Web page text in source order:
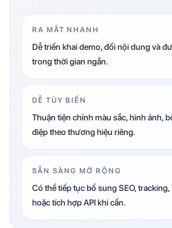
RA MẮT NHANH
Dễ triển khai demo, đổi nội dung và
trong thời gian ngắn.
DỄ TÙY BIẾN
Thuận tiện chỉnh màu sắc, hình ảnh,
điệp theo thương hiệu riêng.
SẴN SÀNG MỞ RỘNG
Có thể tiếp tục bổ sung SEO,
hoặc tích hợp API khi cần.